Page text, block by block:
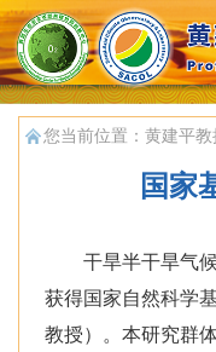
您当前位置： 黄建平
国家
干旱半干旱气候
获得国家自然科学
教授）。本研究群